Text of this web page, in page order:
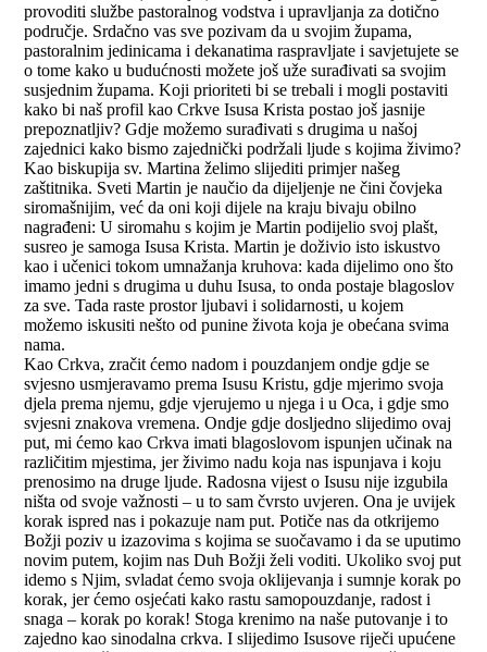
provoditi službe pastoralnog vodstva i upravljanja za dotično
područje. Srdačno vas sve pozivam da u svojim župama,
pastoralnim jedinicama i dekanatima raspravljate i savjetujete se
o tome kako u budućnosti možete još uže surađivati sa svojim
susjednim župama. Koji prioriteti bi se trebali i mogli postaviti
kako bi naš profil kao Crkve Isusa Krista postao još jasnije
prepoznatljiv? Gdje možemo surađivati s drugima u našoj
zajednici kako bismo zajednički podržali ljude s kojima živimo?
Kao biskupija sv. Martina želimo slijediti primjer našeg
zaštitnika. Sveti Martin je naučio da dijeljenje ne čini čovjeka
siromašnijim, već da oni koji dijele na kraju bivaju obilno
nagrađeni: U siromahu s kojim je Martin podijelio svoj plašt,
susreo je samoga Isusa Krista. Martin je doživio isto iskustvo
kao i učenici tokom umnažanja kruhova: kada dijelimo ono što
imamo jedni s drugima u duhu Isusa, to onda postaje blagoslov
za sve. Tada raste prostor ljubavi i solidarnosti, u kojem
možemo iskusiti nešto od punine života koja je obećana svima
nama.
Kao Crkva, zračit ćemo nadom i pouzdanjem ondje gdje se
svjesno usmjeravamo prema Isusu Kristu, gdje mjerimo svoja
djela prema njemu, gdje vjerujemo u njega i u Oca, i gdje smo
svjesni znakova vremena. Ondje gdje dosljedno slijedimo ovaj
put, mi ćemo kao Crkva imati blagoslovom ispunjen učinak na
različitim mjestima, jer živimo nadu koja nas ispunjava i koju
prenosimo na druge ljude. Radosna vijest o Isusu nije izgubila
ništa od svoje važnosti – u to sam čvrsto uvjeren. Ona je uvijek
korak ispred nas i pokazuje nam put. Potiče nas da otkrijemo
Božji poziv u izazovima s kojima se suočavamo i da se uputimo
novim putem, kojim nas Duh Božji želi voditi. Ukoliko svoj put
idemo s Njim, svladat ćemo svoja oklijevanja i sumnje korak po
korak, jer ćemo osjećati kako rastu samopouzdanje, radost i
snaga – korak po korak! Stoga krenimo na naše putovanje i to
zajedno kao sinodalna crkva. I slijedimo Isusove riječi upućene